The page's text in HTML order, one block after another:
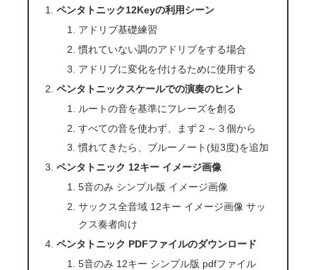
ペンタトニック12Keyの利用シーン
アドリブ基礎練習
慣れていない調のアドリブをする場合
アドリブに変化を付けるために使用する
ペンタトニックスケールでの演奏のヒント
ルートの音を基準にフレーズを創る
すべての音を使わず、まず２～３個から
慣れてきたら、ブルーノート(短3度)を追加
ペンタトニック 12キー イメージ画像
5音のみ シンプル版 イメージ画像
サックス全音域 12キー イメージ画像 サッ
クス奏者向け
ペンタトニック PDFファイルのダウンロード
5音のみ 12キー シンプル版 pdfファイル